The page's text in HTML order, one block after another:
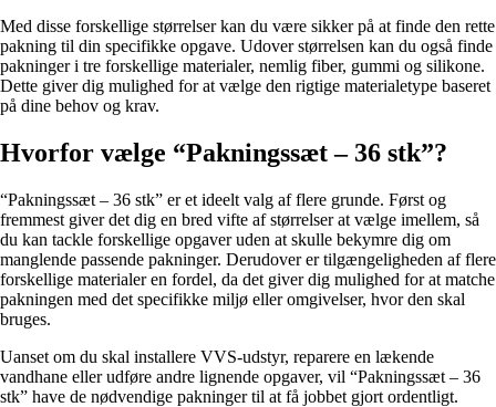
Med disse forskellige størrelser kan du være sikker på at finde den rette
pakning til din specifikke opgave. Udover størrelsen kan du også finde
pakninger i tre forskellige materialer, nemlig fiber, gummi og silikone.
Dette giver dig mulighed for at vælge den rigtige materialetype baseret
på dine behov og krav.
Hvorfor vælge “Pakningssæt – 36 stk”?
“Pakningssæt – 36 stk” er et ideelt valg af flere grunde. Først og
fremmest giver det dig en bred vifte af størrelser at vælge imellem, så
du kan tackle forskellige opgaver uden at skulle bekymre dig om
manglende passende pakninger. Derudover er tilgængeligheden af ​​flere
forskellige materialer en fordel, da det giver dig mulighed for at matche
pakningen med det specifikke miljø eller omgivelser, hvor den skal
bruges.
Uanset om du skal installere VVS-udstyr, reparere en lækende
vandhane eller udføre andre lignende opgaver, vil “Pakningssæt – 36
stk” have de nødvendige pakninger til at få jobbet gjort ordentligt.